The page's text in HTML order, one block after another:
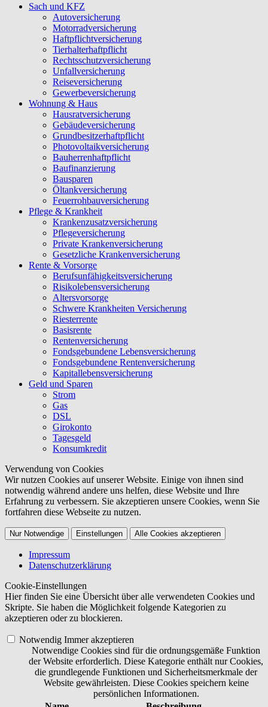
Sach und KFZ
Autoversicherung
Motorradversicherung
Haftpflichtversicherung
Tierhalterhaftpflicht
Rechtsschutzversicherung
Unfallversicherung
Reiseversicherung
Gewerbeversicherung
Wohnung & Haus
Hausratversicherung
Gebäudeversicherung
Grundbesitzerhaftpflicht
Photovoltaikversicherung
Bauherrenhaftpflicht
Baufinanzierung
Bausparen
Öltankversicherung
Feuerrohbauversicherung
Pflege & Krankheit
Krankenzusatzversicherung
Pflegeversicherung
Private Krankenversicherung
Gesetzliche Krankenversicherung
Rente & Vorsorge
Berufs­unfähigkeitsversicherung
Risikolebensversicherung
Altersvorsorge
Schwere Krankheiten Versicherung
Riesterrente
Basisrente
Rentenversicherung
Fondsgebundene Lebensversicherung
Fondsgebundene Rentenversicherung
Kapitallebensversicherung
Geld und Sparen
Strom
Gas
DSL
Girokonto
Tagesgeld
Konsumkredit
Verwendung von Cookies
Wir nutzen Cookies auf unserer Website. Einige von ihnen sind
notwendig während andere uns helfen, diese Website und Ihre
Erfahrung zu verbessern. Sie akzeptieren unsere Cookies, wenn Sie
fortfahren diese Webseite zu nutzen.
Nur Notwendige Einstellungen Alle Cookies akzeptieren
Impressum
Datenschutzerklärung
Cookie-Einstellungen
Hier finden Sie eine Übersicht über alle verwendeten Cookies und
Skripte. Sie haben die Möglichkeit folgende Kategorien zu
akzeptieren oder zu blockieren.
Notwendig Immer akzeptieren
Notwendige Cookies sind für die ordnungsgemäße Funktion
der Website erforderlich. Diese Kategorie enthält nur Cookies,
die grundlegende Funktionen und Sicherheitsmerkmale der
Website gewährleisten. Diese Cookies speichern keine
persönlichen Informationen.